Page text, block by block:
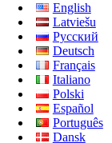
English
Latviešu
Русский
Deutsch
Français
Italiano
Polski
Español
Português
Dansk